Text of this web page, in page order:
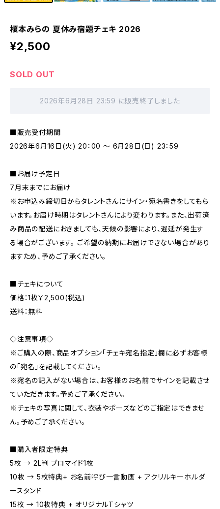
榎本みらの 夏休み宿題チェキ 2026
¥2,500
SOLD OUT
2026年6月28日 23:59 に販売終了しました
■販売受付期間
2026年6月16日(火) 20：00 ～ 6月28日(日) 23：59
■お届け予定日
7月末までにお届け
※お申込み締切日からタレントさんにサイン・宛名書きをしてもら
います。お届け時期はタレントさんにより変わります。また、出荷済
み商品の配送におきましても、天候の影響により、遅延が発生す
る場合がございます。 ご希望の納期にお届けできない場合があり
ますため、予めご了承ください。
■チェキについて
価格：1枚￥2,500(税込)
送料：無料
◇注意事項◇
※ご購入の際、商品オプション「チェキ宛名指定」欄に必ずお客様
の「宛名」を記載してください。
※宛名の記入がない場合は、お客様のお名前でサインを記載させ
ていただきます。予めご了承ください。
※チェキの写真に関して、衣装やポーズなどのご指定はできませ
ん。予めご了承ください。
■購入者限定特典
5枚 → 2L判 ブロマイド1枚
10枚 → 5枚特典+ お名前呼び一言動画 + アクリルキーホルダ
ースタンド
15枚 → 10枚特典 + オリジナルTシャツ